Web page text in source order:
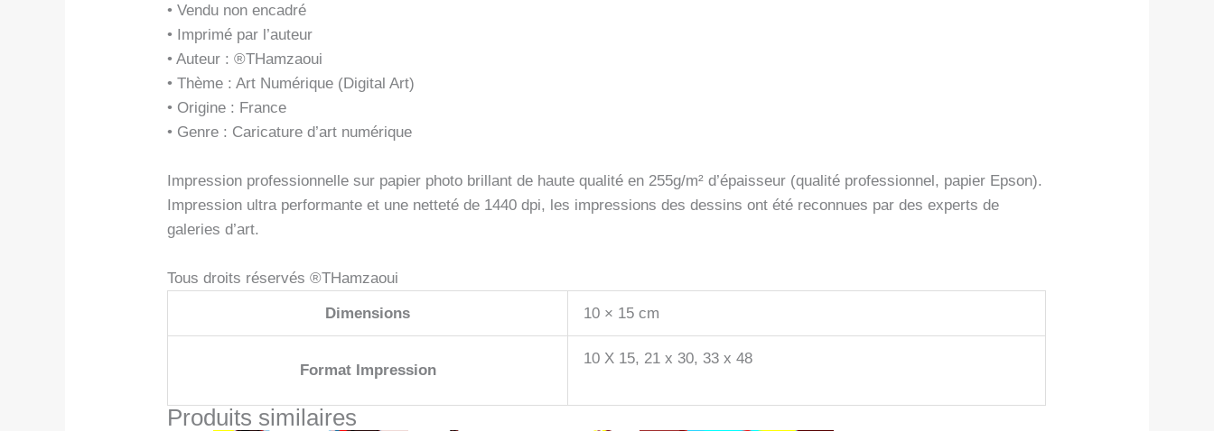
• Vendu non encadré
• Imprimé par l’auteur
• Auteur : ®THamzaoui
• Thème : Art Numérique (Digital Art)
• Origine : France
• Genre : Caricature d’art numérique
Impression professionnelle sur papier photo brillant de haute qualité en 255g/m² d’épaisseur (qualité professionnel, papier Epson).
Impression ultra performante et une netteté de 1440 dpi, les impressions des dessins ont été reconnues par des experts de
galeries d’art.
Tous droits réservés ®THamzaoui
Dimensions 10 × 15 cm
Format Impression
10 X 15, 21 x 30, 33 x 48
Produits similaires